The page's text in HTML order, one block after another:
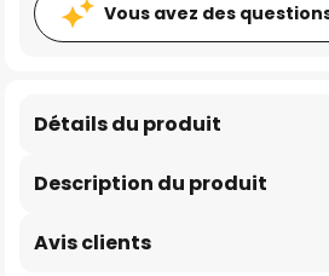
Vous avez des
Description du produit
Détails du produit
Avis clients